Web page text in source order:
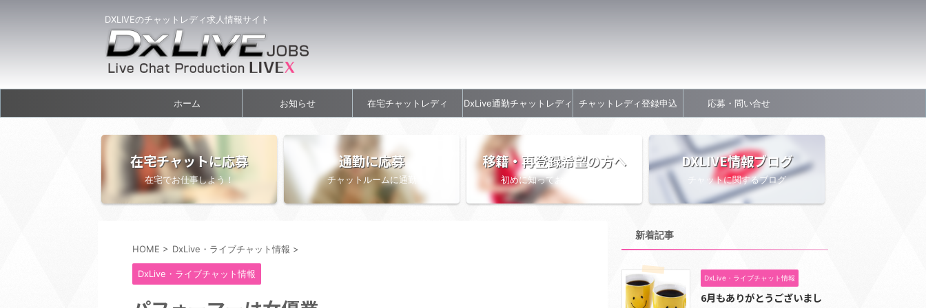
DXLIVEのチャットレディ求人情報サイト
ホーム お知らせ 在宅チャットレディ DxLive通勤チャットレディ チャットレディ登録申込 応募・問い合せ
在宅チャットに応募
在宅でお仕事しよう！
通勤に応募
チャットルームに通勤
移籍・再登録希望の方へ
初めに知っておきたい情報
DXLIVE情報ブログ
チャットに関するブログ
HOME > DxLive・ライブチャット情報 >
DxLive・ライブチャット情報
新着記事
DxLive・ライブチャット情報
6月もありがとうございまし